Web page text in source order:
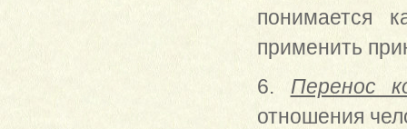
понимается
применить
6. Перенос
отношения